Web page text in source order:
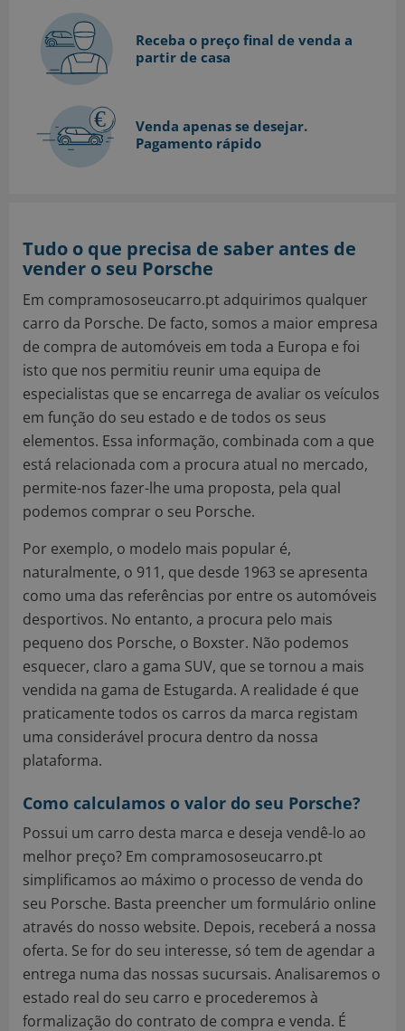
Receba o preço final de venda a
partir de casa
Venda apenas se desejar.
Pagamento rápido
Tudo o que precisa de saber antes de
vender o seu Porsche
Em compramososeucarro.pt adquirimos qualquer
carro da Porsche. De facto, somos a maior empresa
de compra de automóveis em toda a Europa e foi
isto que nos permitiu reunir uma equipa de
especialistas que se encarrega de avaliar os veículos
em função do seu estado e de todos os seus
elementos. Essa informação, combinada com a que
está relacionada com a procura atual no mercado,
permite-nos fazer-lhe uma proposta, pela qual
podemos comprar o seu Porsche.
Por exemplo, o modelo mais popular é,
naturalmente, o 911, que desde 1963 se apresenta
como uma das referências por entre os automóveis
desportivos. No entanto, a procura pelo mais
pequeno dos Porsche, o Boxster. Não podemos
esquecer, claro a gama SUV, que se tornou a mais
vendida na gama de Estugarda. A realidade é que
praticamente todos os carros da marca registam
uma considerável procura dentro da nossa
plataforma.
Como calculamos o valor do seu Porsche?
Possui um carro desta marca e deseja vendê-lo ao
melhor preço? Em compramososeucarro.pt
simplificamos ao máximo o processo de venda do
seu Porsche. Basta preencher um formulário online
através do nosso website. Depois, receberá a nossa
oferta. Se for do seu interesse, só tem de agendar a
entrega numa das nossas sucursais. Analisaremos o
estado real do seu carro e procederemos à
formalização do contrato de compra e venda. É